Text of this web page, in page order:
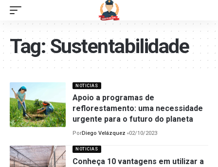
Tag:Sustentabilidade
NOTICIAS
Apoio a programas de
reflorestamento: uma necessidade
urgente para o futuro do planeta
PorDiego Velázquez 02/10/2023
NOTICIAS
Conheça 10 vantagens em utilizar a